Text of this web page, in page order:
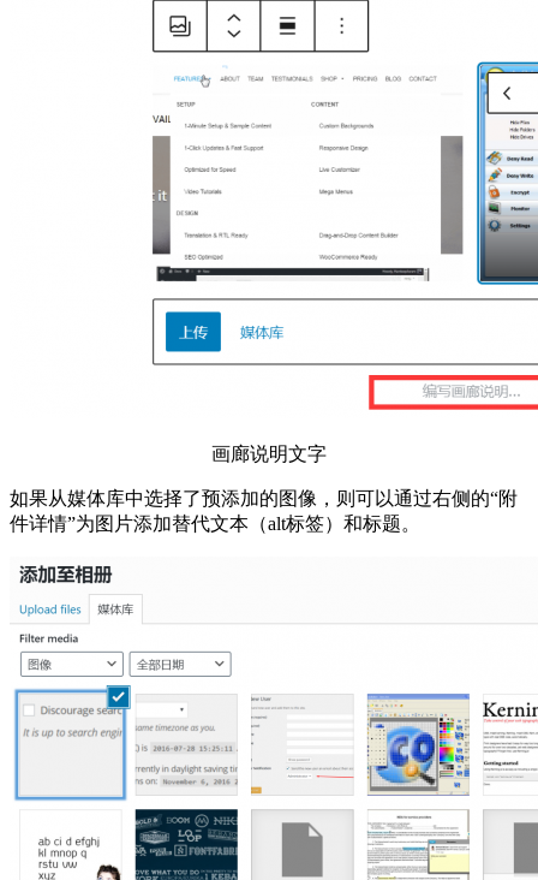
画廊说明文字
如果从媒体库中选择了预添加的图像，则可以通过右侧的“附
件详情”为图片添加替代文本（alt标签）和标题。